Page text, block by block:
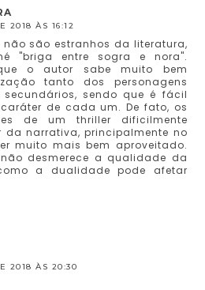
2018 ÀS 16:12
são estranhos da literatura,
"briga entre sogra e nora".
o autor sabe muito bem
tanto dos personagens
sendo que é fácil
de cada um. De fato, os
de um thriller dificilmente
da narrativa, principalmente no
muito mais bem aproveitado.
desmerece a qualidade da
a dualidade pode afetar
2018 ÀS 20:30